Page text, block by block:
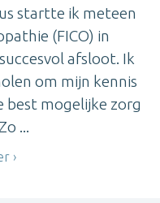
startte ik meteen
(FICO) in
afsloot. Ik
om mijn kennis
best mogelijke zorg
...